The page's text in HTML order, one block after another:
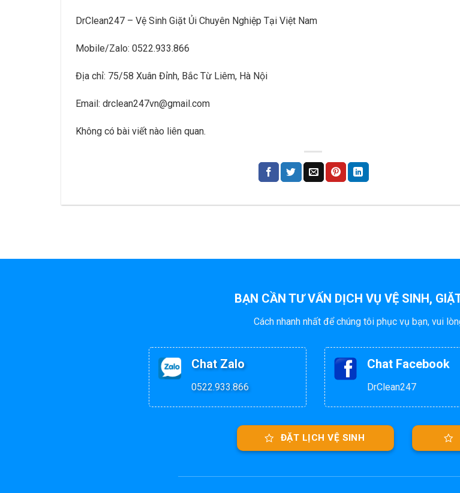
DrClean247 – Vệ Sinh Giặt Ủi Chuyên Nghiệp Tại Việt Nam
Mobile/Zalo: 0522.933.866
Địa chỉ: 75/58 Xuân Đỉnh, Bắc Từ Liêm, Hà Nội
Email: drclean247vn@gmail.com
Không có bài viết nào liên quan.
BẠN CẦN TƯ VẤN DỊCH VỤ VỆ SINH,
Cách nhanh nhất để chúng tôi phục vụ bạn, vui
Chat Zalo
0522.933.866
Chat Facebook
DrClean247
ĐẶT LỊCH VỆ SINH